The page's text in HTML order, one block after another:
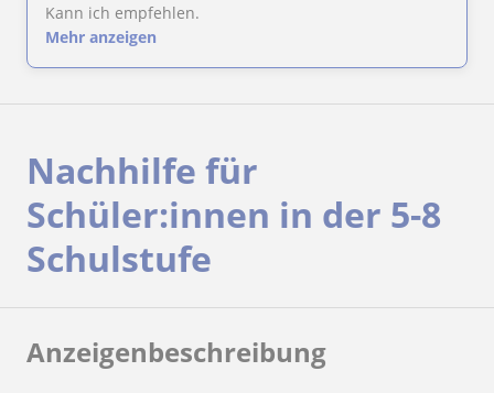
Kann ich empfehlen.
Mehr anzeigen
Nachhilfe für
Schüler:innen in der 5-8
Schulstufe
Anzeigenbeschreibung